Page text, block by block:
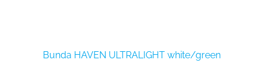
Bunda HAVEN ULTRALIGHT white/green